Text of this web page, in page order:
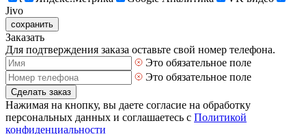
Jivo
сохранить
Заказать
Для подтверждения заказа оставьте свой номер телефона.
Это обязательное поле
Это обязательное поле
Сделать заказ
Нажимая на кнопку, вы даете согласие на обработку
персональных данных и соглашаетесь с Политикой
конфиденциальности